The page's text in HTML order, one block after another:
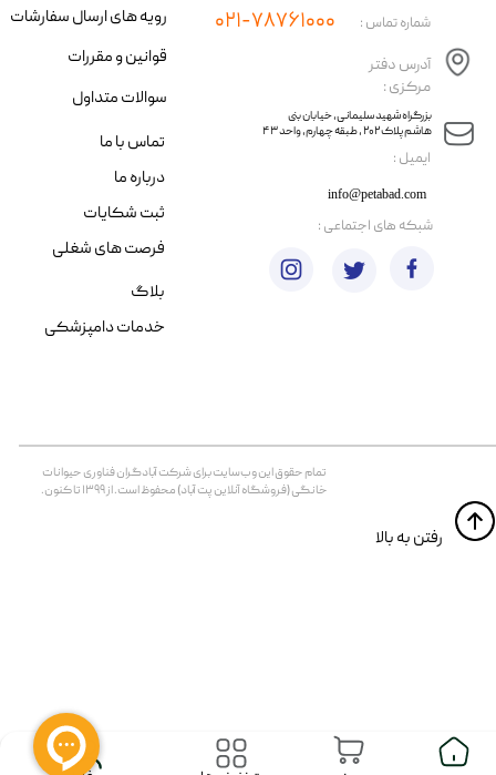
​ایمیل :
آدرس دفتر
مرکزی :
info@petabad.com
​​بزرگراه شهید سلیمانی، خیابان بنی
هاشم پلاک ۲۰۲ ، طبقه چهارم، واحد ۴۳
شماره تماس : ۰۲۱-۷۸۷۶۱۰۰۰
تمام حقوق اين وب‌سايت برای شرکت آبادگران فناوری حیوانات
خانگی (فروشگاه آنلاین پت آباد) محفوظ است. از ۱۳۹۹ تا کنون.
​​رفتن به بالا
رویه های ارسال سفارشات
قوانین و مقررات
سوالات متداول
تماس با ما
درباره ما
ثبت شکایات
فرصت های شغلی
​شبکه های اجتماعی :
بلاگ
خدمات دامپزشکی